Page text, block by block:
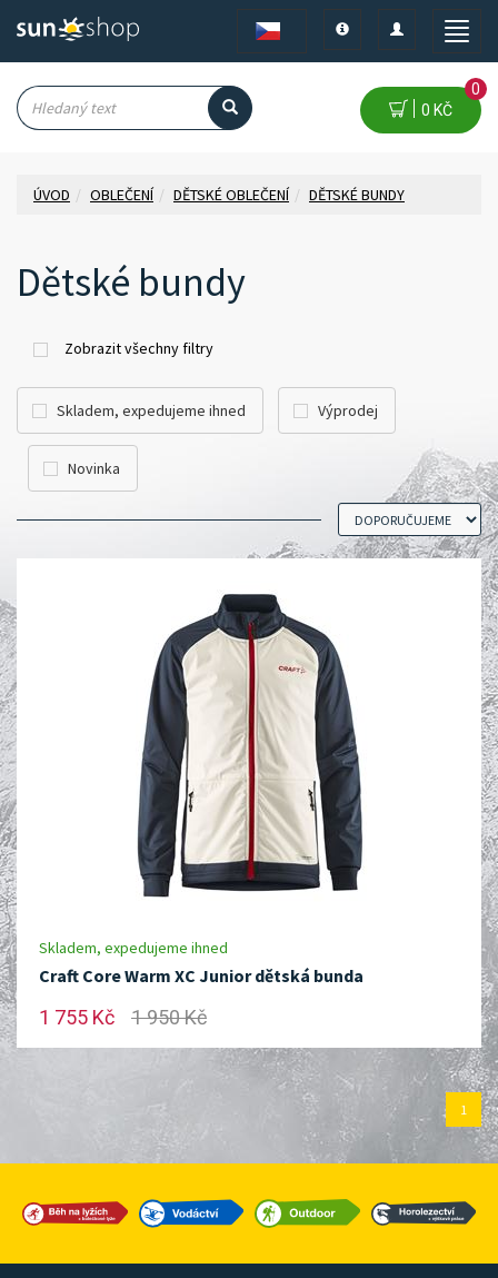
Toggle
Toggle
navigation
Toggle
0 KČ
0
ÚVOD OBLEČENÍ DĚTSKÉ OBLEČENÍ DĚTSKÉ BUNDY
Dětské bundy
Zobrazit všechny filtry
Skladem, expedujeme ihned Výprodej
Novinka
Skladem, expedujeme ihned
Craft Core Warm XC Junior dětská bunda
1 755 Kč 1 950 Kč
1